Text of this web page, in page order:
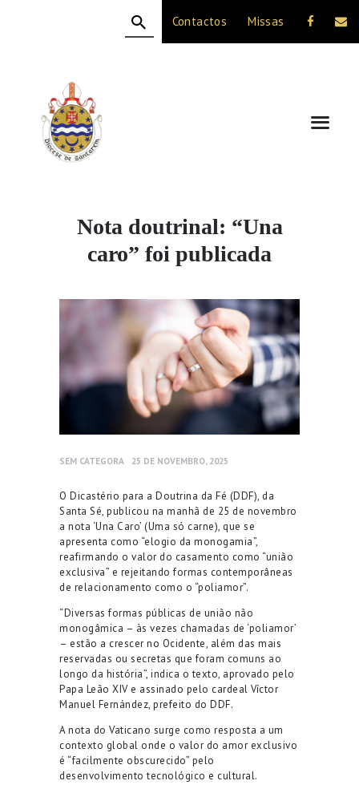
Contactos Missas
Nota doutrinal: “Una
caro” foi publicada
A DIOCESE
CELEBRAÇÃO
VIDA CRISTÃ
NOTÍCIAS
SEM CATEGORA 25 DE NOVEMBRO, 2025
O Dicastério para a Doutrina da Fé (DDF), da
Santa Sé, publicou na manhã de 25 de novembro
a nota ‘Una Caro’ (Uma só carne), que se
apresenta como “elogio da monogamia”,
reafirmando o valor do casamento como “união
exclusiva” e rejeitando formas contemporâneas
de relacionamento como o “poliamor”.
“Diversas formas públicas de união não
monogâmica – às vezes chamadas de ‘poliamor’
– estão a crescer no Ocidente, além das mais
reservadas ou secretas que foram comuns ao
longo da história”, indica o texto, aprovado pelo
Papa Leão XIV e assinado pelo cardeal Víctor
Manuel Fernández, prefeito do DDF.
A nota do Vaticano surge como resposta a um
contexto global onde o valor do amor exclusivo
é “facilmente obscurecido” pelo
desenvolvimento tecnológico e cultural.